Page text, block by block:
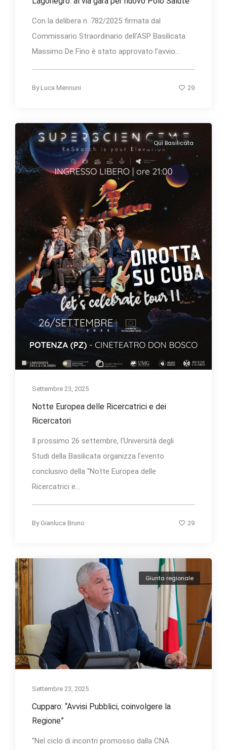
Con la delibera n. 782/2025 firmata dal
Commissario Straordinario dell’ASP Basilicata
Massimo De Fino è stato approvato l’avvio...
By Luca Mennuni 29
Qui Basilicata
Settembre 23, 2025
Notte Europea delle Ricercatrici e dei
Ricercatori
Il prossimo 26 settembre, l'Università degli
Studi della Basilicata organizza l'evento
conclusivo della “Notte Europea delle
Ricercatrici e...
By Gianluca Bruno 29
Giunta regionale
Settembre 23, 2025
Cupparo: “Avvisi Pubblici, coinvolgere la
Regione”
“Nel ciclo di incontri promosso dalla CNA